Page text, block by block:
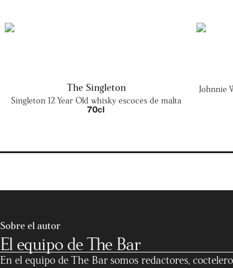
The Singleton
Singleton 12 Year Old whisky escocés de malta
70cl
Johnnie
Sobre el autor
El equipo de The Bar
En el equipo de The Bar somos redactores,